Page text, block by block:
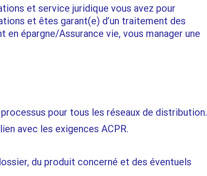
et service juridique vous avez pour
et êtes garant(e) d’un traitement des
épargne/Assurance vie, vous manager une
pour tous les réseaux de distribution.
avec les exigences ACPR.
du produit concerné et des éventuels